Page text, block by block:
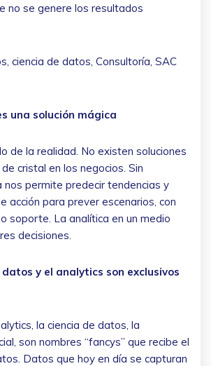
no se genere los resultados
ciencia de datos, Consultoría, SAC
una solución mágica
de la realidad. No existen soluciones
cristal en los negocios. Sin
nos permite predecir tendencias y
acción para prever escenarios, con
soporte. La analítica en un medio
decisiones.
y el analytics son exclusivos
la ciencia de datos, la
son nombres “fancys” que recibe el
Datos que hoy en día se capturan